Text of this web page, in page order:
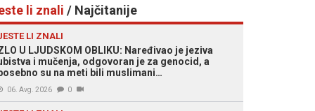
li znali / Najčitanije
LI ZNALI
U LJUDSKOM OBLIKU: Naređivao je jeziva
i mučenja, odgovoran je za genocid, a
su na meti bili muslimani…
06. Avg. 2026 0